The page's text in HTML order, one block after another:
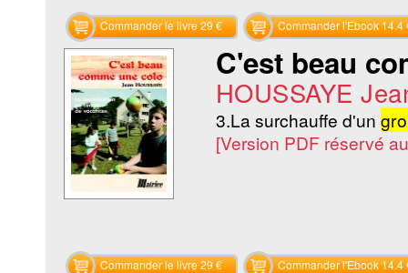
Commander le livre 29 € Commander l'Ebook 14.4
C'est beau
HOUSSAYE
3.La surchauffe d'un
[Version PDF réservé
Commander le livre 29 € Commander l'Ebook 14.4